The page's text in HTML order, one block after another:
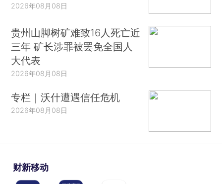
2026年08月08日
贵州山脚树矿难致16人死亡近
三年 矿长涉罪被罢免全国人
大代表
2026年08月08日
专栏｜沃什遭遇信任危机
2026年08月08日
财新移动